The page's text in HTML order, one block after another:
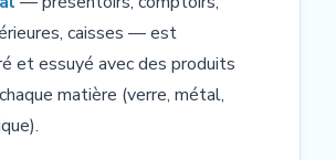
caisses — est
et essuyé avec des produits
matière (verre, métal,